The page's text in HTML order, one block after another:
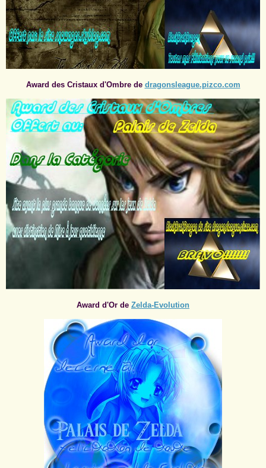
Award des Cristaux d'Ombre de dragonsleague.pizco.com
Award d'Or de Zelda-Evolution